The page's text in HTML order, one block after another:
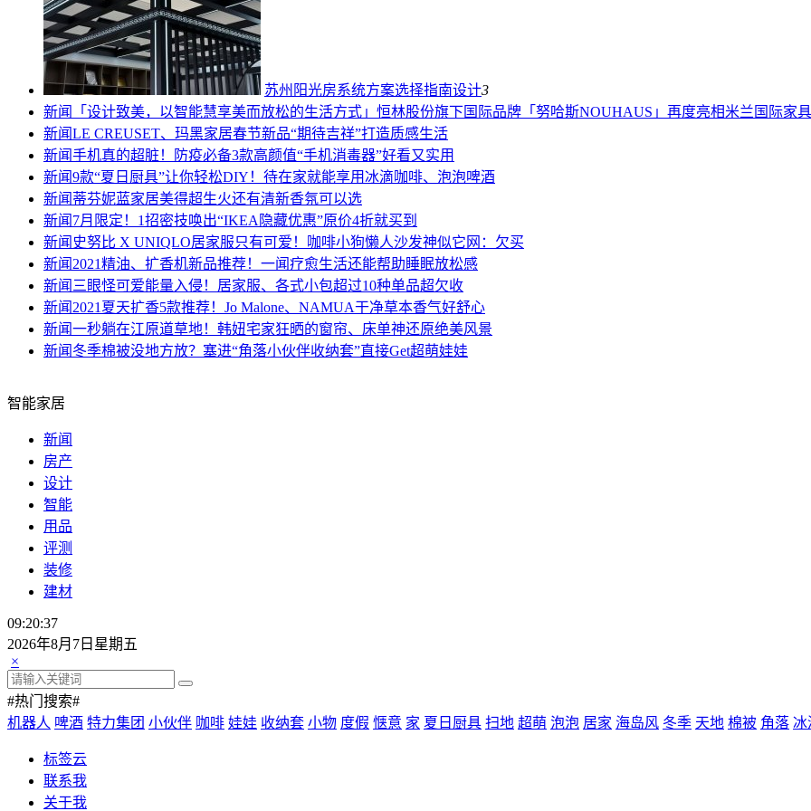
苏州阳光房系统方案选择指南设计3
新闻
「设计致美，以智能慧享美而放松的生活方式」恒林股份旗下国际品牌「努哈斯NOUHAUS」再度亮相米兰国际家
新闻LE CREUSET、玛黑家居春节新品“期待吉祥”打造质感生活
新闻手机真的超脏！防疫必备3款高颜值“手机消毒器”好看又实用
新闻9款“夏日厨具”让你轻松DIY！待在家就能享用冰滴咖啡、泡泡啤酒
新闻 蒂芬妮蓝家居美得超生火还有清新香氛可以选
新闻 7月限定！1招密技唤出“IKEA隐藏优惠”原价4折就买到
新闻 史努比 X UNIQLO居家服只有可爱！咖啡小狗懒人沙发神似它网：欠买
新闻2021精油、扩香机新品推荐！一闻疗愈生活还能帮助睡眠放松感
新闻 三眼怪可爱能量入侵！居家服、各式小包超过10种单品超欠收
新闻2021夏天扩香5款推荐！Jo Malone、NAMUA干净草本香气好舒心
新闻一秒躺在江原道草地！韩妞宅家狂晒的窗帘、床单神还原绝美风景
新闻 冬季棉被没地方放？塞进“角落小伙伴收纳套”直接Get超萌娃娃
智能家居
新闻
房产
设计
智能
用品
评测
装修
建材
09:20:38
2026年8月7日星期五
×
#热门搜索#
机器人 啤酒 特力集团 小伙伴 咖啡 娃娃 收纳套 小物 度假 惬意 家 夏日厨具 扫地 超萌 泡泡 居家 海岛风 冬季 天地 棉被 角落 冰
标签云
联系我
关于我